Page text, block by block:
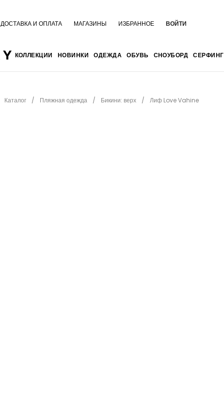
ДОСТАВКА И ОПЛАТА МАГАЗИНЫ ИЗБРАННОЕ ВОЙТИ
КОЛЛЕКЦИИ НОВИНКИ ОДЕЖДА ОБУВЬ СНОУБОРД СЕРФИНГ
Каталог Пляжная одежда Бикини: верх Лиф Love Vahine